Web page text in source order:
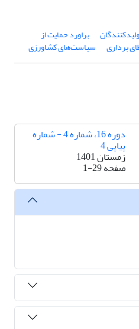
براورد حمایت از
برداری سیاست‌های کشاورزی
دوره 16، شماره 4 - شماره
پیاپی 4
زمستان 1401
صفحه1-29